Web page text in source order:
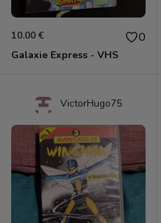
10.00 € 0
Galaxie Express - VHS
VictorHugo75